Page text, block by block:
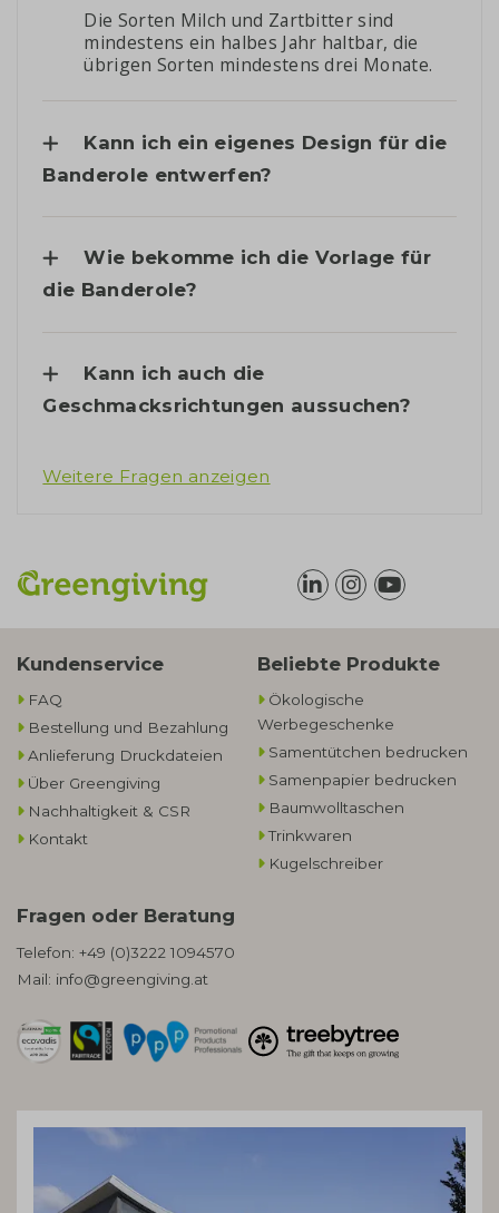
Die Sorten Milch und Zartbitter sind
mindestens ein halbes Jahr haltbar, die
übrigen Sorten mindestens drei Monate.
Kann ich ein eigenes Design für die
Banderole entwerfen?
Wie bekomme ich die Vorlage für
die Banderole?
Kann ich auch die
Geschmacksrichtungen aussuchen?
Weitere Fragen anzeigen
Kundenservice
FAQ
Bestellung und Bezahlung
Anlieferung Druckdateien
Über Greengiving
Nachhaltigkeit & CSR
Kontakt
Beliebte Produkte
Ökologische
Werbegeschenke​
Samentütchen bedrucken
Samenpapier bedrucken
Baumwolltaschen​
Trinkwaren
Kugelschreiber
Fragen oder Beratung
Telefon: +49 (0)3222 1094570
Mail: info@greengiving.at